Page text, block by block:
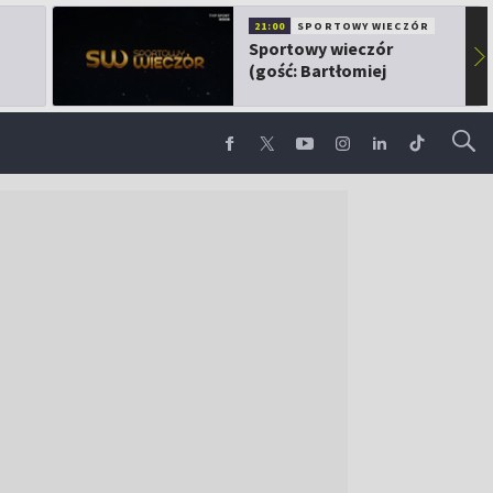
21:00 SPORTOWY WIECZÓR
Sportowy wieczór
(gość: Bartłomiej
▶